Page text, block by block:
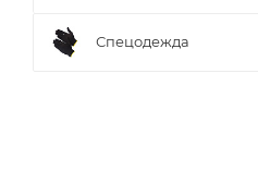
Спецодежда